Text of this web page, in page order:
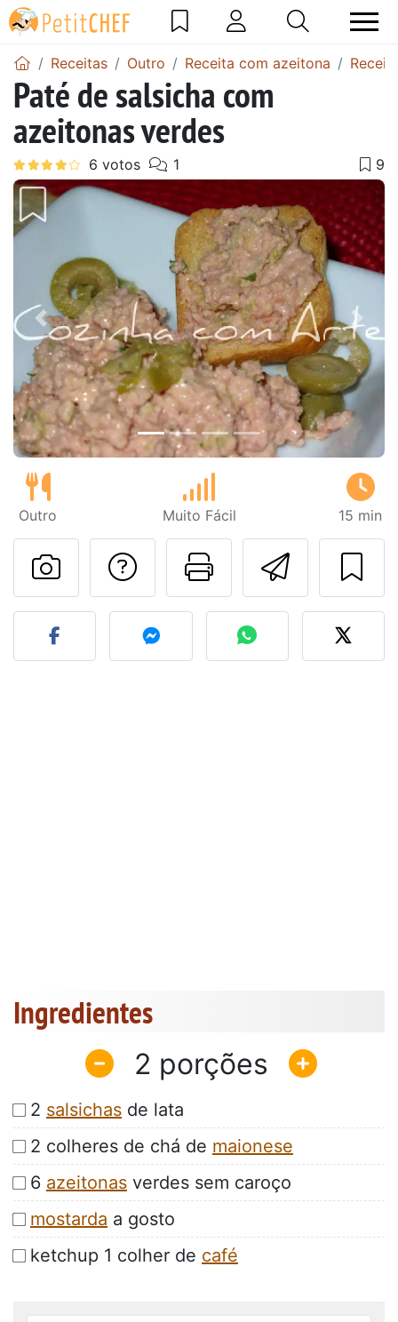
Receitas Outro Receita com azeitona
Paté de salsicha com
azeitonas verdes
Anterior Next
Outro Muito Fácil 15 min
Imprima
Falar com o autor
Fez esta receita?
Ingredientes
2
2 salsichas de lata
2 colheres de chá de maionese
6 azeitonas verdes sem caroço
mostarda a gosto
ketchup 1 colher de café